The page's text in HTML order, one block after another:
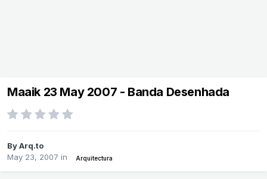
Maaik 23 May 2007 - Banda Desenhada
ByArq.to
May 23, 2007 in Arquitectura